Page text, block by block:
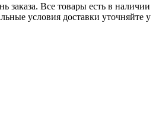
заказа. Все товары есть в наличии
условия доставки уточняйте у